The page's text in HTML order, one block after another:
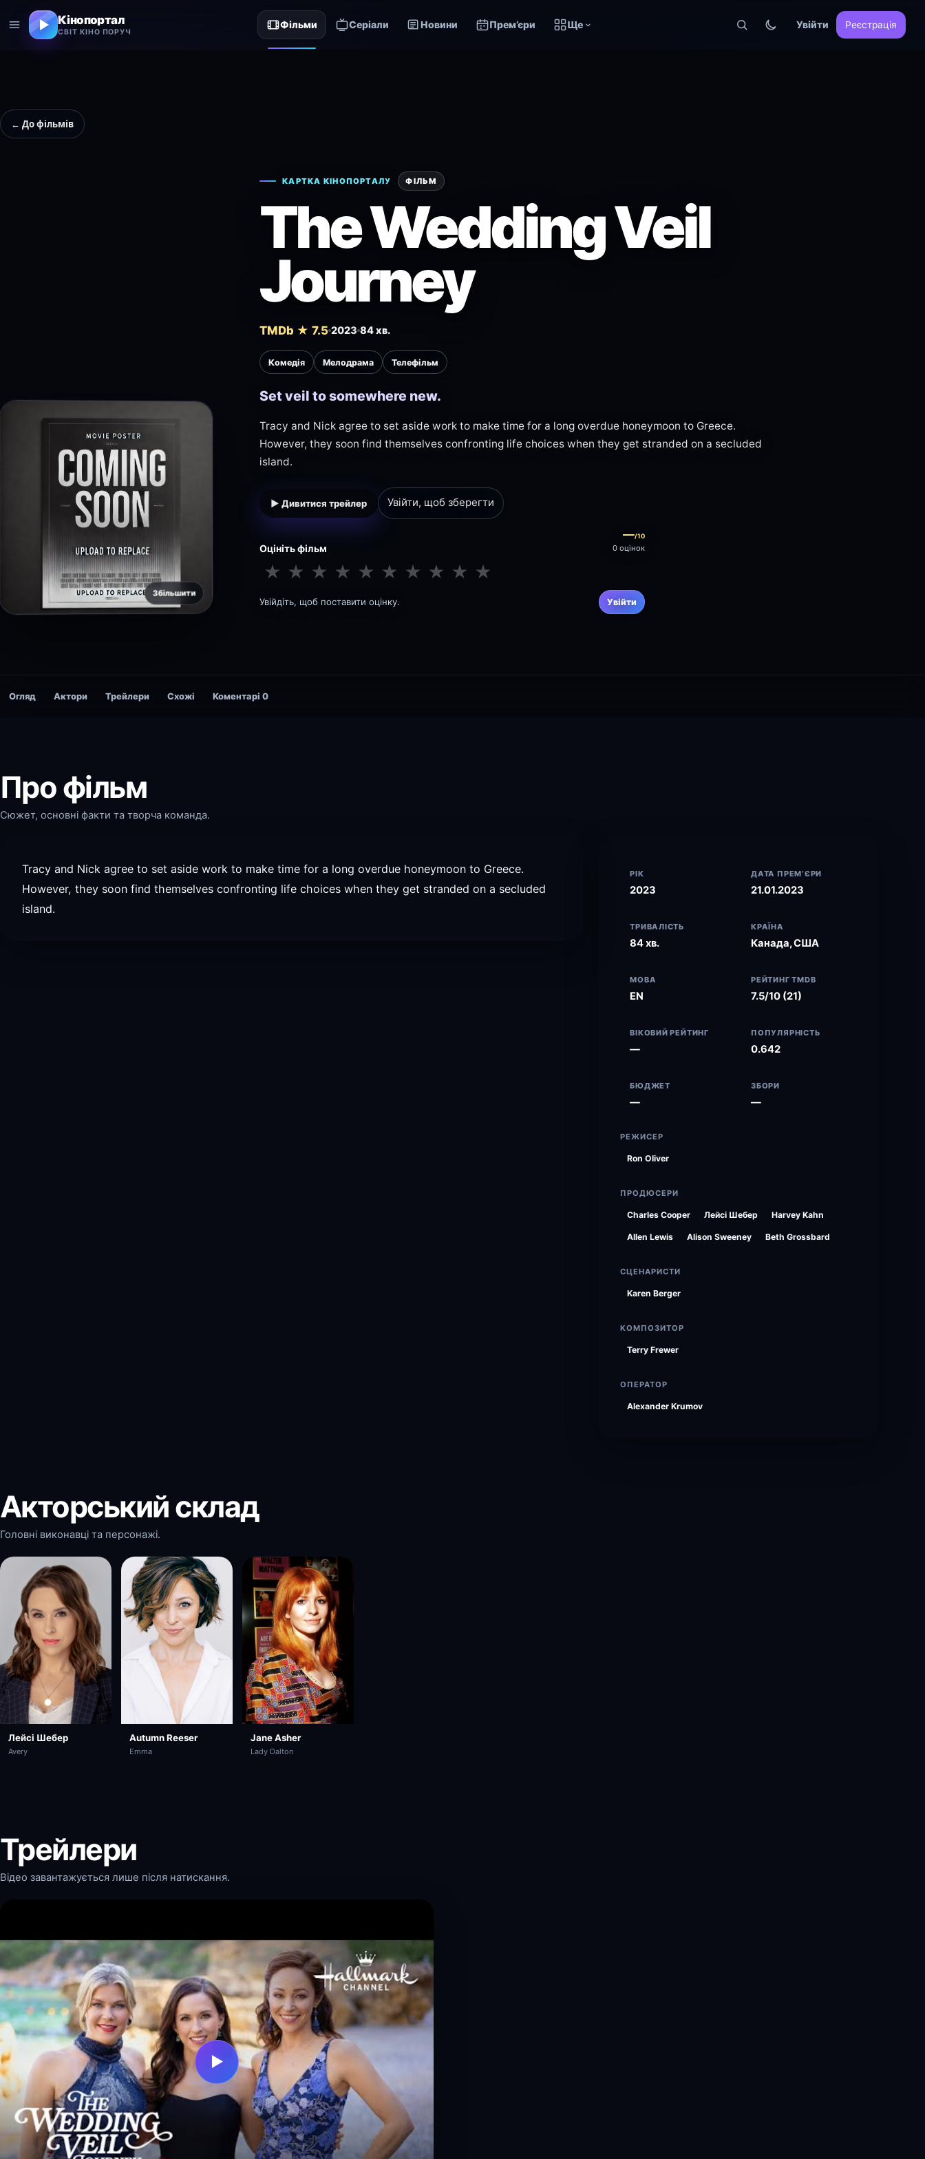
Кінопортал
СВІТ КІНО ПОРУЧ
Фільми Серіали Новини Прем’єри Ще Увійти Реєстрація
← До фільмів
Збільшити
КАРТКА КІНОПОРТАЛУ ФІЛЬМ
The Wedding Veil
Journey
TMDb ★ 7.5 2023 84 хв.
Комедія Мелодрама Телефільм
Set veil to somewhere new.
Tracy and Nick agree to set aside work to make time for a long overdue honeymoon to Greece.
However, they soon find themselves confronting life choices when they get stranded on a secluded
island.
▶ Дивитися трейлер Увійти, щоб зберегти
Оцініть фільм
—/10
0 оцінок
★ ★ ★ ★ ★ ★ ★ ★ ★ ★
Увійдіть, щоб поставити оцінку. Увійти
Огляд Актори Трейлери Схожі Коментарі 0
Про фільм
Сюжет, основні факти та творча команда.
Tracy and Nick agree to set aside work to make time for a long overdue honeymoon to Greece.
However, they soon find themselves confronting life choices when they get stranded on a secluded
island.
РІК
2023
ДАТА ПРЕМ’ЄРИ
21.01.2023
ТРИВАЛІСТЬ
84 хв.
КРАЇНА
Канада, США
МОВА
EN
РЕЙТИНГ TMDB
7.5/10 (21)
ВІКОВИЙ РЕЙТИНГ
—
ПОПУЛЯРНІСТЬ
0.642
БЮДЖЕТ
—
ЗБОРИ
—
РЕЖИСЕР
Ron Oliver
ПРОДЮСЕРИ
Charles Cooper Лейсі Шебер Harvey Kahn
Allen Lewis Alison Sweeney Beth Grossbard
СЦЕНАРИСТИ
Karen Berger
КОМПОЗИТОР
Terry Frewer
ОПЕРАТОР
Alexander Krumov
Акторський склад
Головні виконавці та персонажі.
Лейсі Шебер
Avery
Autumn Reeser
Emma
Jane Asher
Lady Dalton
Трейлери
Відео завантажується лише після натискання.
▶